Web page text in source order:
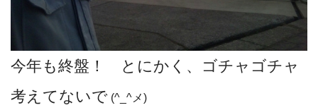
今年も終盤！ とにかく、ゴチャゴチャ
考えてないで (^_^メ)